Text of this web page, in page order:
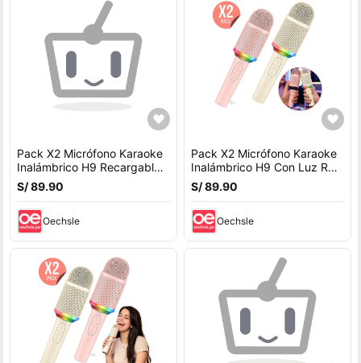
Pack X2 Micrófono Karaoke
Inalámbrico H9 Recargable
Con Luz RGB
S/ 89.90
Oechsle
Pack X2 Micrófono Karaoke
Inalámbrico H9 Con Luz RGB
Recargable
S/ 89.90
Oechsle